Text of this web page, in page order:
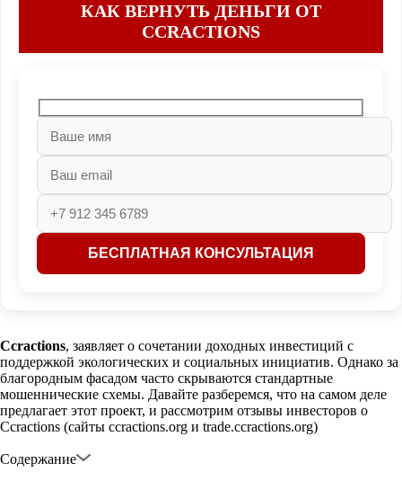
КАК ВЕРНУТЬ ДЕНЬГИ ОТ
CCRACTIONS
Ccractions, заявляет о сочетании доходных инвестиций с
поддержкой экологических и социальных инициатив. Однако за
благородным фасадом часто скрываются стандартные
мошеннические схемы. Давайте разберемся, что на самом деле
предлагает этот проект, и рассмотрим отзывы инвесторов о
Ccractions (сайты ccractions.org и trade.ccractions.org)
Содержание